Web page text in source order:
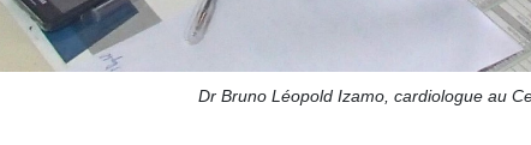
Dr Bruno Léopold Izamo, cardiologue au